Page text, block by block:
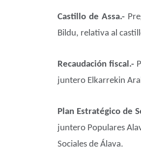
Castillo de Assa.-
Bildu, relativa al
Recaudación fiscal.-
juntero Elkarrekin
Plan Estratégico de
juntero Populares
Sociales de Álava.